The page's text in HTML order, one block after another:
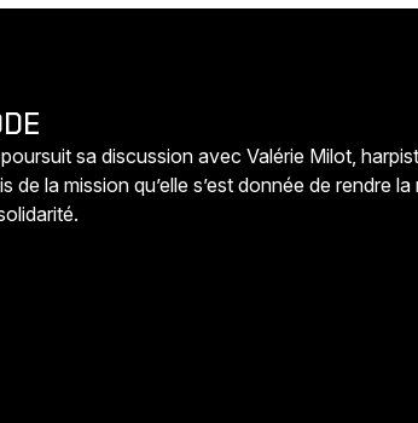
sa discussion avec Valérie Milot,
de la mission qu’elle s’est donnée de rendre